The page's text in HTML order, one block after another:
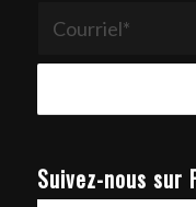
Suivez-nous sur